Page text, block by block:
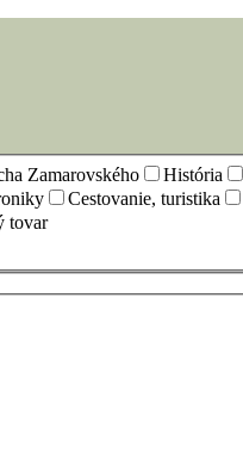
Zamarovského História
Cestovanie, turistika
tovar